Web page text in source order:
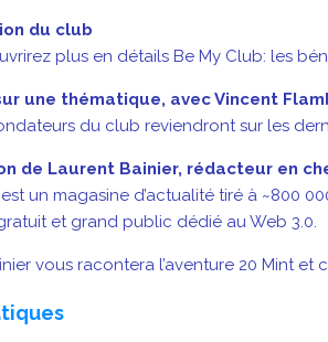
du club
plus en détails Be My Club: les
une thématique, avec Vincent
du club reviendront sur les
de Laurent Bainier, rédacteur en
un magasine d’actualité tiré à ~800
et grand public dédié au Web 3.0.
vous racontera l’aventure 20 Mint